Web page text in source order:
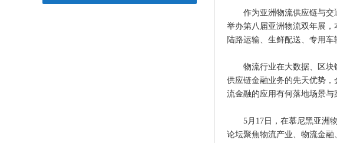
作为亚洲物流供应链与交通
举办第八届亚洲物流双年展，
陆路运输、生鲜配送、专用车
物流行业在大数据、区块链
供应链金融业务的先天优势
流金融的应用有何落地场景与
5月17日，在慕尼黑亚洲物
论坛聚焦物流产业、物流金